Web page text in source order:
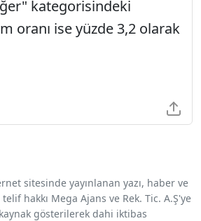
kategorisindeki
oranı ise yüzde 3,2 olarak
sitesinde yayınlanan yazı, haber ve
hakkı Mega Ajans ve Rek. Tic. A.Ş'ye
gösterilerek dahi iktibas